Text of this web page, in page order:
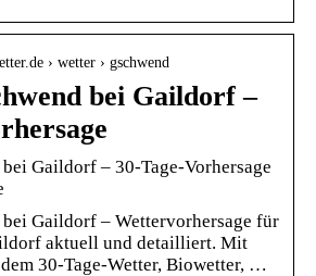
› wetter › gschwend
bei Gaildorf –
Gaildorf – 30-Tage-Vorhersage
bei Gaildorf – Wettervorhersage für
aktuell und detailliert. Mit
30-Tage-Wetter, Biowetter, …